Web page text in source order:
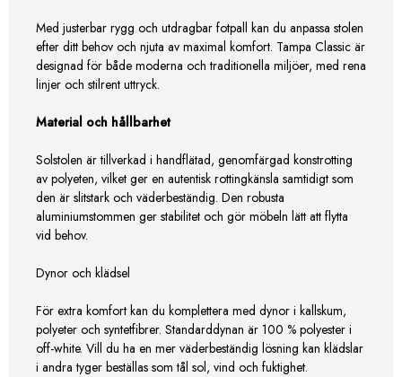
Med justerbar rygg och utdragbar fotpall kan du anpassa stolen
efter ditt behov och njuta av maximal komfort. Tampa Classic är
designad för både moderna och traditionella miljöer, med rena
linjer och stilrent uttryck.
Material och hållbarhet
Solstolen är tillverkad i handflätad, genomfärgad konstrotting
av polyeten, vilket ger en autentisk rottingkänsla samtidigt som
den är slitstark och väderbeständig. Den robusta
aluminiumstommen ger stabilitet och gör möbeln lätt att flytta
vid behov.
Dynor och klädsel
För extra komfort kan du komplettera med dynor i kallskum,
polyeter och syntetfibrer. Standarddynan är 100 % polyester i
off-white. Vill du ha en mer väderbeständig lösning kan klädslar
i andra tyger beställas som tål sol, vind och fuktighet.